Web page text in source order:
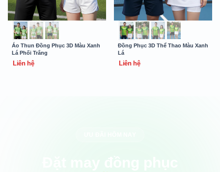
Áo Thun Đồng Phục 3D Màu Xanh
Lá Phối Trắng
Liên hệ
Đồng Phục 3D Thể Thao Màu Xanh
Lá
Liên hệ